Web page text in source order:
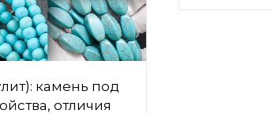
камень под
отличия